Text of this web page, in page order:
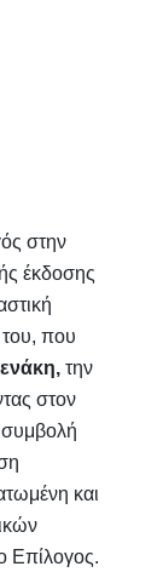
στην
έκδοσης
του, που
την
στον
συμβολή
και
ο Επίλογος.